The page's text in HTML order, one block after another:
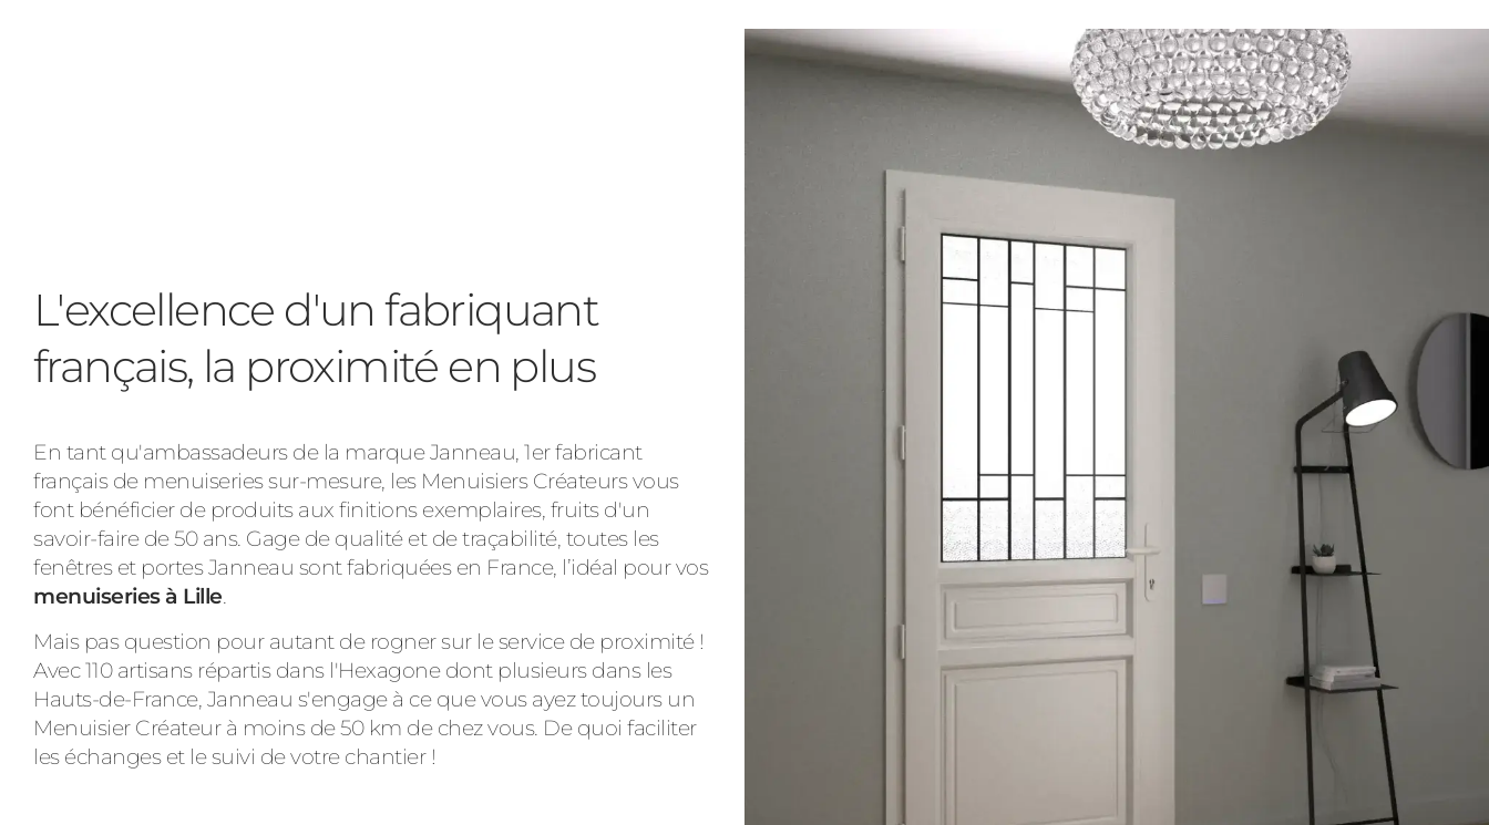
L'excellence d'un fabriquant
français, la proximité en plus
En tant qu'ambassadeurs de la marque Janneau, 1er fabricant
français de menuiseries sur-mesure, les Menuisiers Créateurs vous
font bénéficier de produits aux finitions exemplaires, fruits d'un
savoir-faire de 50 ans. Gage de qualité et de traçabilité, toutes les
fenêtres et portes Janneau sont fabriquées en France, l’idéal pour vos
menuiseries à Lille.
Mais pas question pour autant de rogner sur le service de proximité !
Avec 110 artisans répartis dans l'Hexagone dont plusieurs dans les
Hauts-de-France, Janneau s'engage à ce que vous ayez toujours un
Menuisier Créateur à moins de 50 km de chez vous. De quoi faciliter
les échanges et le suivi de votre chantier !